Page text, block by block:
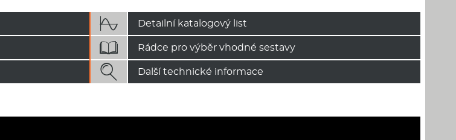
 Detailní katalogový list
 Rádce pro výběr vhodné sestavy
 Další technické informace